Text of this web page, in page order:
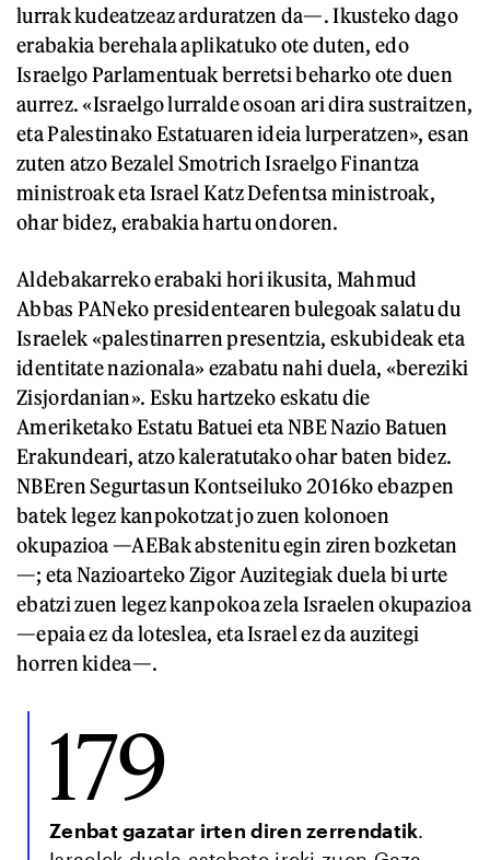
lurrak kudeatzeaz arduratzen da—. Ikusteko dago
erabakia berehala aplikatuko ote duten, edo
Israelgo Parlamentuak berretsi beharko ote duen
aurrez. «Israelgo lurralde osoan ari dira sustraitzen,
eta Palestinako Estatuaren ideia lurperatzen», esan
zuten atzo Bezalel Smotrich Israelgo Finantza
ministroak eta Israel Katz Defentsa ministroak,
ohar bidez, erabakia hartu ondoren.
Aldebakarreko erabaki hori ikusita, Mahmud
Abbas PANeko presidentearen bulegoak salatu du
Israelek «palestinarren presentzia, eskubideak eta
identitate nazionala» ezabatu nahi duela, «bereziki
Zisjordanian». Esku hartzeko eskatu die
Ameriketako Estatu Batuei eta NBE Nazio Batuen
Erakundeari, atzo kaleratutako ohar baten bidez.
NBEren Segurtasun Kontseiluko 2016ko ebazpen
batek legez kanpokotzat jo zuen kolonoen
okupazioa —AEBak abstenitu egin ziren bozketan
—; eta Nazioarteko Zigor Auzitegiak duela bi urte
ebatzi zuen legez kanpokoa zela Israelen okupazioa
—epaia ez da loteslea, eta Israel ez da auzitegi
horren kidea—.
179
Zenbat gazatar irten diren zerrendatik.